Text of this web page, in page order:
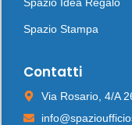
Spazio Stampa
Contatti
Via Rosario, 4/A